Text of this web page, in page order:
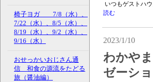
椅子ヨガ 7/8（水）、
7/22（水）、8/5（水）、
8/19（水）、9/2（水）、
9/16（水）
おせっかいおじさん通
信 和食の源流をたどる
旅（醤油編）
いつもゲストハ
読む
2023/1/10
わかや
ゼーシ